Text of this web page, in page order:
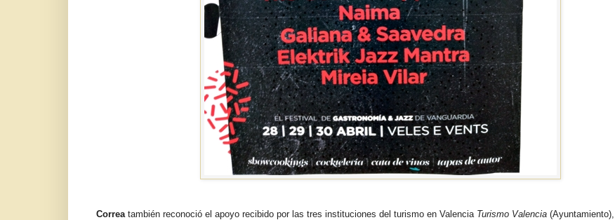
Correa también reconoció el apoyo recibido por las tres instituciones del turismo en Valencia Turismo Valencia (Ayuntamiento),